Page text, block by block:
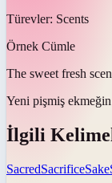
Türevler: Scents
Örnek Cümle
The sweet fresh
Yeni pişmiş ekmeğin
İlgili
SacredSacrificeSake